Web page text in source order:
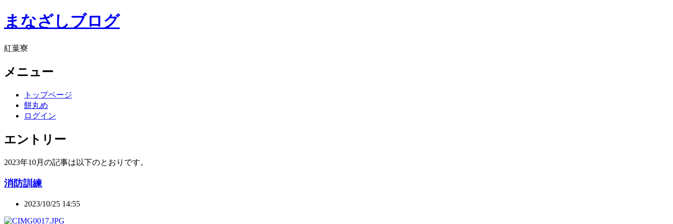
まなざしブログ
紅葉寮
メニュー
トップページ
餅丸め
ログイン
エントリー
2023年10月の記事は以下のとおりです。
消防訓練
2023/10/25 14:55